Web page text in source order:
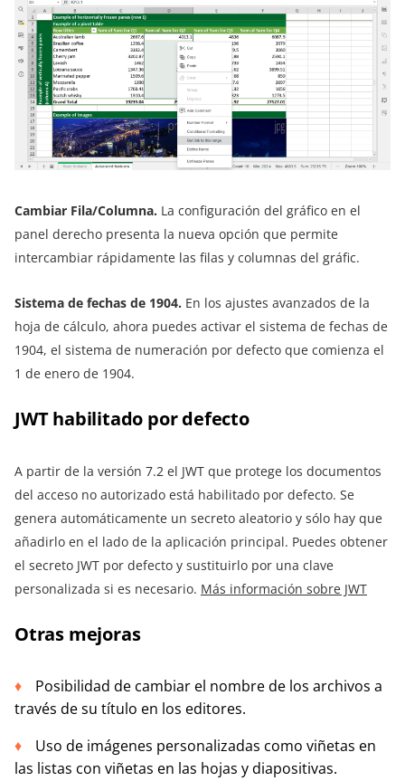
Cambiar Fila/Columna. La configuración del gráfico en el
panel derecho presenta la nueva opción que permite
intercambiar rápidamente las filas y columnas del gráfic.
Sistema de fechas de 1904. En los ajustes avanzados de la
hoja de cálculo, ahora puedes activar el sistema de fechas de
1904, el sistema de numeración por defecto que comienza el
1 de enero de 1904.
JWT habilitado por defecto
A partir de la versión 7.2 el JWT que protege los documentos
del acceso no autorizado está habilitado por defecto. Se
genera automáticamente un secreto aleatorio y sólo hay que
añadirlo en el lado de la aplicación principal. Puedes obtener
el secreto JWT por defecto y sustituirlo por una clave
personalizada si es necesario. Más información sobre JWT
Otras mejoras
Posibilidad de cambiar el nombre de los archivos a
través de su título en los editores.
Uso de imágenes personalizadas como viñetas en
las listas con viñetas en las hojas y diapositivas.